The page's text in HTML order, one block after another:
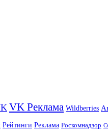
VK Реклама Wildberries
Рейтинги Реклама Роскомнадзор